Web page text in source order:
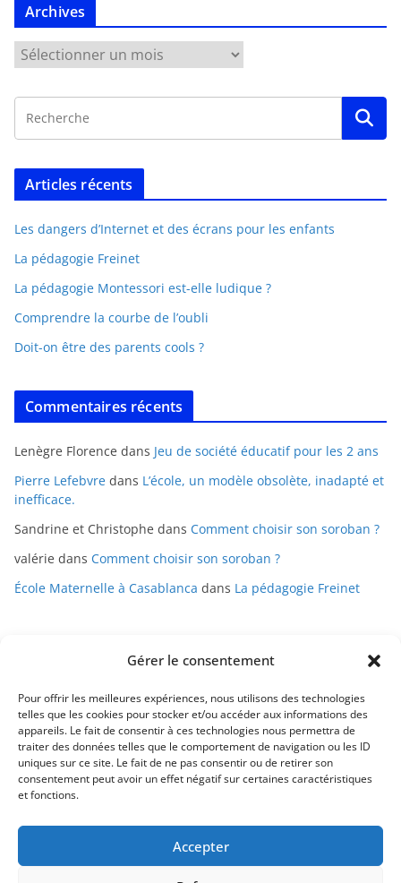
Gérer le consentement
Pour offrir les meilleures expériences, nous utilisons des technologies
telles que les cookies pour stocker et/ou accéder aux informations des
appareils. Le fait de consentir à ces technologies nous permettra de
traiter des données telles que le comportement de navigation ou les ID
uniques sur ce site. Le fait de ne pas consentir ou de retirer son
consentement peut avoir un effet négatif sur certaines caractéristiques
et fonctions.
Accepter
Archives
Articles récents
Les dangers d’Internet et des écrans pour les enfants
La pédagogie Freinet
La pédagogie Montessori est-elle ludique ?
Comprendre la courbe de l’oubli
Doit-on être des parents cools ?
Commentaires récents
Lenègre Florence dans Jeu de société éducatif pour les 2 ans
Pierre Lefebvre dans L’école, un modèle obsolète, inadapté et
inefficace.
Sandrine et Christophe dans Comment choisir son soroban ?
valérie dans Comment choisir son soroban ?
École Maternelle à Casablanca dans La pédagogie Freinet
Mentions légales
Conditions générales de vente